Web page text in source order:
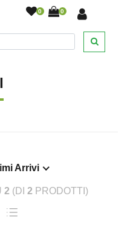
0 0
Arrivi
2 (DI 2 PRODOTTI)